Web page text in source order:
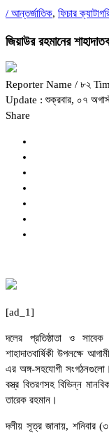
/ আন্তর্জাতিক, ফিচার
জিয়াউর রহমানের
Reporter Name / ৮২
Update : শুক্রবার, ০৭
Share
[ad_1]
দলের প্রতিষ্ঠাতা ও
শাহাদাতবার্ষিকী উপলক্ষে
এর অঙ্গ-সহযোগী সংগঠনগুলো।
বস্ত্র বিতরণসহ বিভিন্ন
তারেক রহমান।
দলীয় সূত্র জানায়, শনিবার